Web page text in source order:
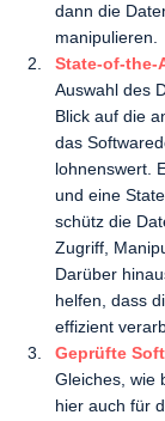
dann die
manipulieren.
State-of-the-
Auswahl des
Blick auf die
das
lohnenswert.
und eine
schütz die
Zugriff,
Darüber
helfen, dass
effizient
Geprüfte
Gleiches, wie
hier auch für